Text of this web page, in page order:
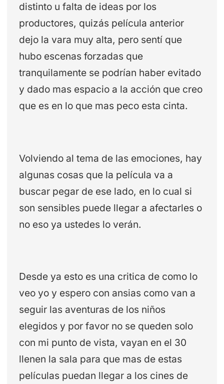
distinto u falta de ideas por los
productores, quizás película anterior
dejo la vara muy alta, pero sentí que
hubo escenas forzadas que
tranquilamente se podrían haber evitado
y dado mas espacio a la acción que creo
que es en lo que mas peco esta cinta.
Volviendo al tema de las emociones, hay
algunas cosas que la película va a
buscar pegar de ese lado, en lo cual si
son sensibles puede llegar a afectarles o
no eso ya ustedes lo verán.
Desde ya esto es una critica de como lo
veo yo y espero con ansias como van a
seguir las aventuras de los niños
elegidos y por favor no se queden solo
con mi punto de vista, vayan en el 30
llenen la sala para que mas de estas
películas puedan llegar a los cines de